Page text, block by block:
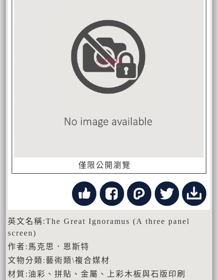
僅限公開瀏覽
英文名稱:The Great Ignoramus (A three panel
screen)
作者:馬克思．恩斯特
文物分類:藝術類\複合媒材
材質:油彩、拼貼、金屬、上彩木板與石版印刷